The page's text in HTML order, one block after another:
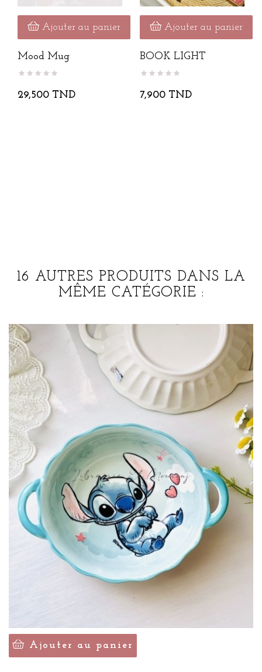
Ajouter au panier
Mood Mug
29,500 TND
Ajouter au panier
BOOK LIGHT
7,900 TND
16 AUTRES PRODUITS DANS LA
MÊME CATÉGORIE :
Ajouter au panier